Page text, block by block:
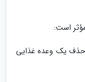
است:
حذف یک وعده غذایی